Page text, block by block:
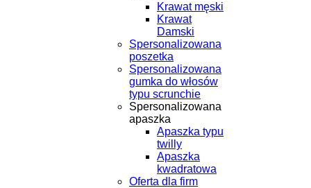
Krawat męski
Krawat
Damski
Spersonalizowana
poszetka
Spersonalizowana
gumka do włosów
typu scrunchie
Spersonalizowana
apaszka
Apaszka typu
twilly
Apaszka
kwadratowa
Oferta dla firm